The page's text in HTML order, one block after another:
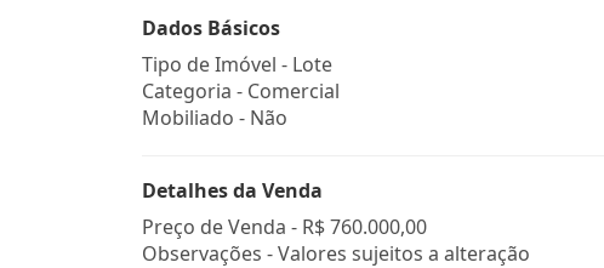
Dados Básicos
Tipo de Imóvel - Lote
Categoria - Comercial
Mobiliado - Não
Detalhes da Venda
Preço de Venda - R$ 760.000,00
Observações - Valores sujeitos a alteração